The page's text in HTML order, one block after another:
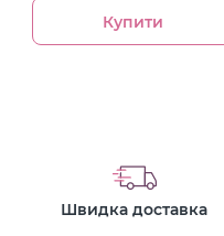
Купити
Швидка доставка